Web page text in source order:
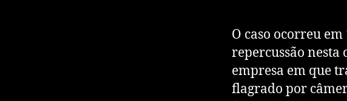
O caso ocorreu
repercussão
empresa em que
flagrado por